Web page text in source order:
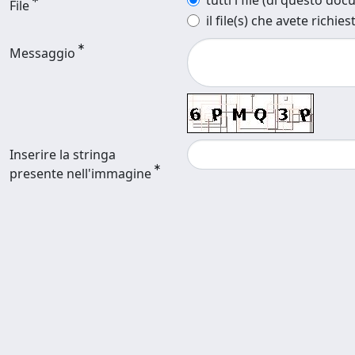
File
il file(s) che avete
Messaggio
Inserire la stringa
presente nell'immagine